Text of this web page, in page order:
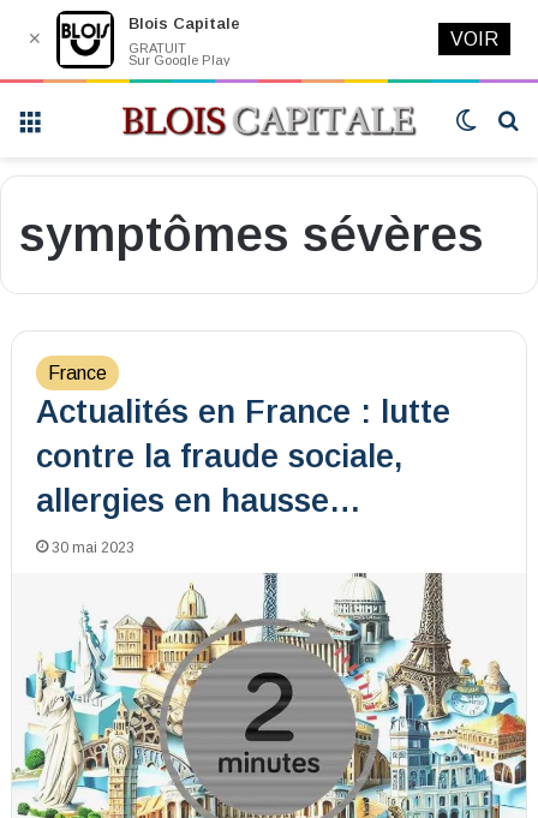
Switch
symptômes sévères
France
Actualités en France : lutte
contre la fraude sociale,
allergies en hausse…
30 mai 2023
✕
Blois Capitale
GRATUIT
Sur Google Play
VOIR